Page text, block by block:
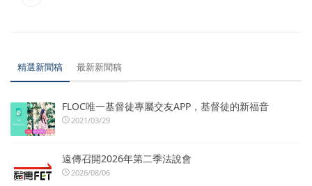
精選新聞稿 最新新聞稿
FLOC唯一基督徒專屬交友APP，基督徒的新福音
2021/03/29
遠傳召開2026年第二季法說會
2026/08/06